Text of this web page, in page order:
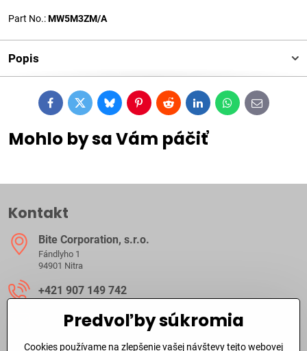
Part No.:MW5M3ZM/A
Popis
FacebookTwitterBlueskyPinterestRedditLinkedInWhatsApp
E-
mail
Mohlo by sa Vám páčiť
Kontakt
Bite Corporation, s​.r​.o​.
Fándlyho 1
94901 Nitra
+421 907 149 742
ibite​@ibite​.sk
Predvoľby súkromia
Cookies používame na zlepšenie vašej návštevy tejto webovej